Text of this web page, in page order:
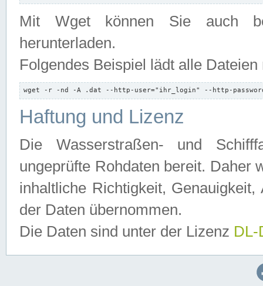
Mit Wget können Sie auch
herunterladen.
Folgendes Beispiel lädt alle
wget -r -nd -A .dat --http-user="ihr_login" --http-
Haftung und Lizenz
Die Wasserstraßen- und
ungeprüfte Rohdaten bereit. Daher
inhaltliche Richtigkeit,
der Daten übernommen.
Die Daten sind unter der Lizenz